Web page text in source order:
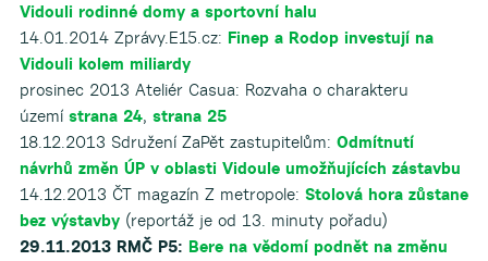
Vidouli rodinné domy a sportovní halu
14.01.2014 Zprávy.E15.cz: Finep a Rodop investují na
Vidouli kolem miliardy
prosinec 2013 Ateliér Casua: Rozvaha o charakteru
území strana 24, strana 25
18.12.2013 Sdružení ZaPět zastupitelům: Odmítnutí
návrhů změn ÚP v oblasti Vidoule umožňujících zástavbu
14.12.2013 ČT magazín Z metropole: Stolová hora zůstane
bez výstavby(reportáž je od 13. minuty pořadu)
29.11.2013 RMČ P5: Bere na vědomí podnět na změnu